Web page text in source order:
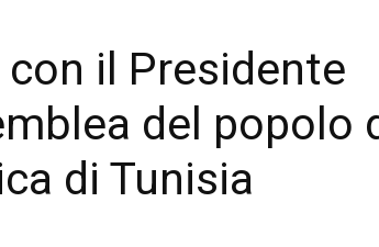
il Presidente
del popolo
di Tunisia